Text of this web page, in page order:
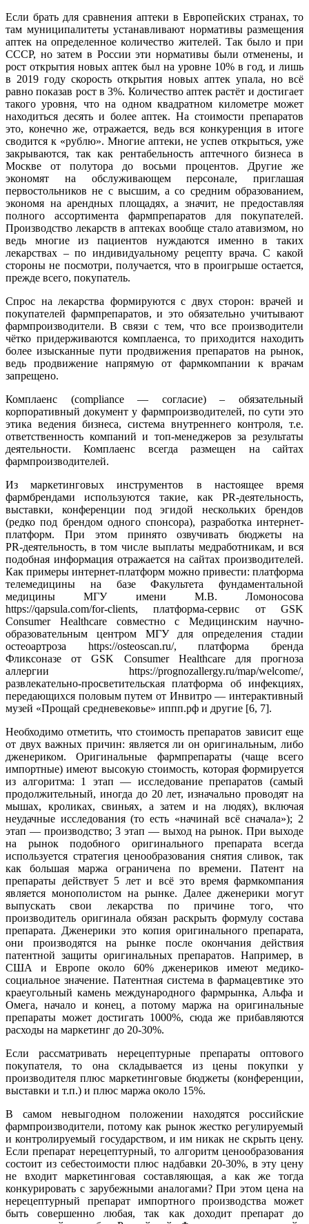
Если брать для сравнения аптеки в Европейских странах, то
там муниципалитеты устанавливают нормативы размещения
аптек на определенное количество жителей. Так было и при
СССР, но затем в России эти нормативы были отменены, и
рост открытия новых аптек был на уровне 10% в год, и лишь
в 2019 году скорость открытия новых аптек упала, но всё
равно показав рост в 3%. Количество аптек растёт и достигает
такого уровня, что на одном квадратном километре может
находиться десять и более аптек. На стоимости препаратов
это, конечно же, отражается, ведь вся конкуренция в итоге
сводится к «рублю». Многие аптеки, не успев открыться, уже
закрываются, так как рентабельность аптечного бизнеса в
Москве от полутора до восьми процентов. Другие же
экономят на обслуживающем персонале, приглашая
первостольников не с высшим, а со средним образованием,
экономя на арендных площадях, а значит, не предоставляя
полного ассортимента фармпрепаратов для покупателей.
Производство лекарств в аптеках вообще стало атавизмом, но
ведь многие из пациентов нуждаются именно в таких
лекарствах – по индивидуальному рецепту врача. С какой
стороны не посмотри, получается, что в проигрыше остается,
прежде всего, покупатель.
Спрос на лекарства формируются с двух сторон: врачей и
покупателей фармпрепаратов, и это обязательно учитывают
фармпроизводители. В связи с тем, что все производители
чётко придерживаются комплаенса, то приходится находить
более изысканные пути продвижения препаратов на рынок,
ведь продвижение напрямую от фармкомпании к врачам
запрещено.
Комплаенс (compliance — согласие) – обязательный
корпоративный документ у фармпроизводителей, по сути это
этика ведения бизнеса, система внутреннего контроля, т.е.
ответственность компаний и топ-менеджеров за результаты
деятельности. Комплаенс всегда размещен на сайтах
фармпроизводителей.
Из маркетинговых инструментов в настоящее время
фармбрендами используются такие, как PR-деятельность,
выставки, конференции под эгидой нескольких брендов
(редко под брендом одного спонсора), разработка интернет-
платформ. При этом принято озвучивать бюджеты на
PR‑деятельность, в том числе выплаты медработникам, и вся
подобная информация отражается на сайтах производителей.
Как примеры интернет-платформ можно привести: платформа
телемедицины на базе Факультета фундаментальной
медицины МГУ имени М.В. Ломоносова
https://qapsula.com/for-clients, платформа-сервис от GSK
Consumer Healthcare совместно с Медицинским научно-
образовательным центром МГУ для определения стадии
остеоартроза https://osteoscan.ru/, платформа бренда
Фликсоназе от GSK Consumer Healthcare для прогноза
аллергии https://prognozallergy.ru/map/welcome/,
развлекательно-просветительская платформа об инфекциях,
передающихся половым путем от Инвитро — интерактивный
музей «Прощай средневековье» иппп.рф и другие [6, 7].
Необходимо отметить, что стоимость препаратов зависит еще
от двух важных причин: является ли он оригинальным, либо
дженериком. Оригинальные фармпрепараты (чаще всего
импортные) имеют высокую стоимость, которая формируется
из алгоритма: 1 этап — исследование препаратов (самый
продолжительный, иногда до 20 лет, изначально проводят на
мышах, кроликах, свиньях, а затем и на людях), включая
неудачные исследования (то есть «начинай всё сначала»); 2
этап — производство; 3 этап — выход на рынок. При выходе
на рынок подобного оригинального препарата всегда
используется стратегия ценообразования снятия сливок, так
как большая маржа ограничена по времени. Патент на
препараты действует 5 лет и всё это время фармкомпания
является монополистом на рынке. Далее дженерики могут
выпускать свои лекарства по причине того, что
производитель оригинала обязан раскрыть формулу состава
препарата. Дженерики это копия оригинального препарата,
они производятся на рынке после окончания действия
патентной защиты оригинальных препаратов. Например, в
США и Европе около 60% дженериков имеют медико-
социальное значение. Патентная система в фармацевтике это
краеугольный камень международного фармрынка, Альфа и
Омега, начало и конец, а потому маржа на оригинальные
препараты может достигать 1000%, сюда же прибавляются
расходы на маркетинг до 20-30%.
Если рассматривать нерецептурные препараты оптового
покупателя, то она складывается из цены покупки у
производителя плюс маркетинговые бюджеты (конференции,
выставки и т.п.) и плюс маржа около 15%.
В самом невыгодном положении находятся российские
фармпроизводители, потому как рынок жестко регулируемый
и контролируемый государством, и им никак не скрыть цену.
Если препарат нерецептурный, то алгоритм ценообразования
состоит из себестоимости плюс надбавки 20-30%, в эту цену
не входит маркетинговая составляющая, а как же тогда
конкурировать с зарубежными аналогами? При этом цена на
нерецептурный препарат импортного производства может
быть совершенно любая, так как доходит препарат до